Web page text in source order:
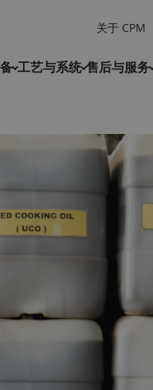
工艺与系统 售后与服务
关于 CPM